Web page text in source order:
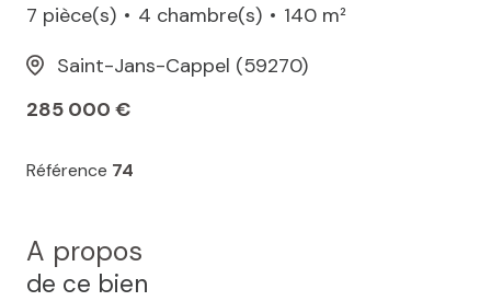
7 pièce(s)
4 chambre(s)
140 m²
Saint-Jans-Cappel (59270)
285 000 €
Référence 74
A propos
de ce bien